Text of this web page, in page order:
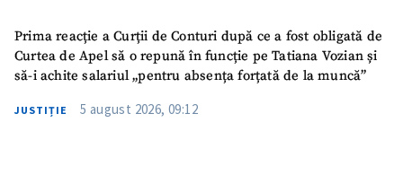
Prima reacție a Curții de Conturi după ce a fost obligată de
Curtea de Apel să o repună în funcție pe Tatiana Vozian și
să-i achite salariul „pentru absența forțată de la muncă”
JUSTIȚIE 5 august 2026, 09:12